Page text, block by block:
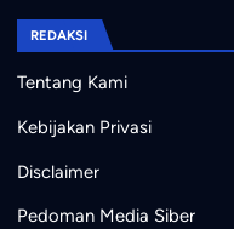
REDAKSI
Tentang Kami
Kebijakan Privasi
Disclaimer
Pedoman Media Siber